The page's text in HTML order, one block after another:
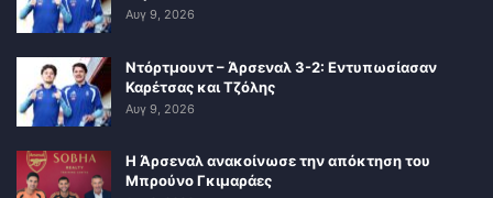
Αυγ 9, 2026
Ντόρτμουντ – Άρσεναλ 3-2: Εντυπωσίασαν
Καρέτσας και Τζόλης
Αυγ 9, 2026
Η Άρσεναλ ανακοίνωσε την απόκτηση του
Μπρούνο Γκιμαράες